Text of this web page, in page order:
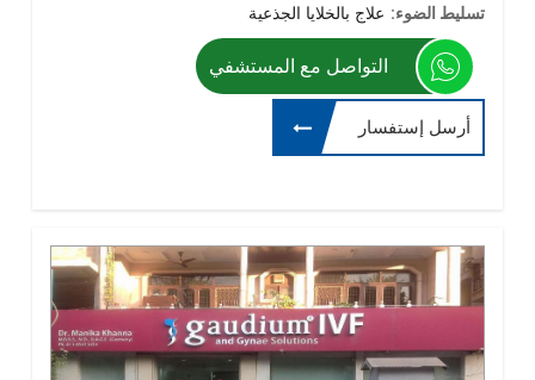
تسليط الضوء: علاج بالخلايا الجذعية
التواصل مع المستشفي
أرسل إستفسار